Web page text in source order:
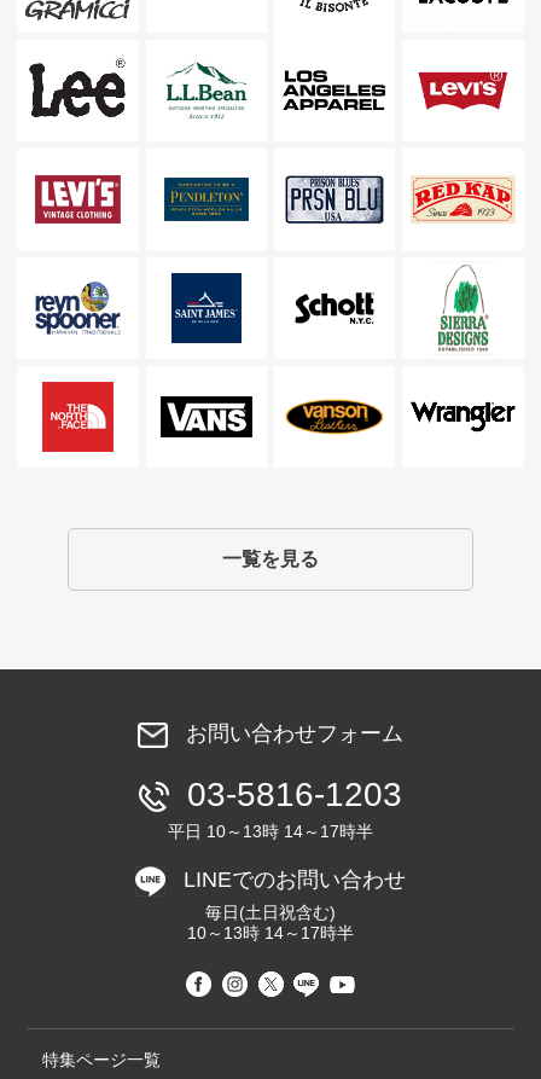
一覧を見る
お問い合わせフォーム
03-5816-1203
平日 10～13時 14～17時半
LINEでのお問い合わせ
毎日(土日祝含む)
10～13時 14～17時半
特集ページ一覧